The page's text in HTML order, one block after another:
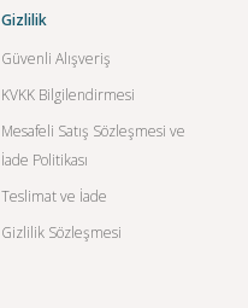
Gizlilik
Güvenli Alışveriş
KVKK Bilgilendirmesi
Mesafeli Satış Sözleşmesi ve
İade Politikası
Teslimat ve İade
Gizlilik Sözleşmesi